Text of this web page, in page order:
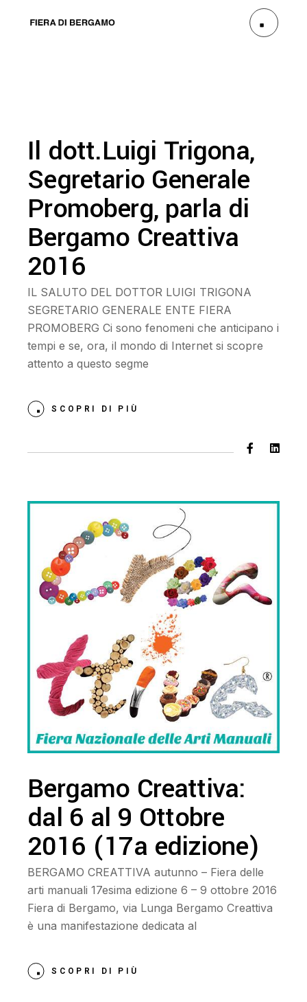
Il dott.Luigi Trigona,
Segretario Generale
Promoberg, parla di
Bergamo Creattiva
2016
IL SALUTO DEL DOTTOR LUIGI TRIGONA
SEGRETARIO GENERALE ENTE FIERA
PROMOBERG Ci sono fenomeni che anticipano i
tempi e se, ora, il mondo di Internet si scopre
attento a questo segme
SCOPRI DI PIÙ
Bergamo Creattiva:
dal 6 al 9 Ottobre
2016 (17a edizione)
BERGAMO CREATTIVA autunno – Fiera delle
arti manuali 17esima edizione 6 – 9 ottobre 2016
Fiera di Bergamo, via Lunga Bergamo Creattiva
è una manifestazione dedicata al
SCOPRI DI PIÙ